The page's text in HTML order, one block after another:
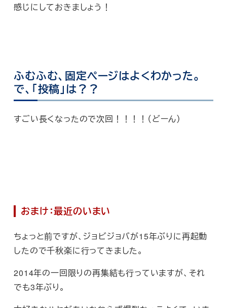
感じにしておきましょう！
ふむふむ、固定ページはよくわかった。
で、「投稿」は？？
すごい長くなったので次回！！！！（どーん）
おまけ：最近のいまい
ちょっと前ですが、ジョビジョバが15年ぶりに再起動
したので千秋楽に行ってきました。
2014年の一回限りの再集結も行っていますが、それ
でも3年ぶり。